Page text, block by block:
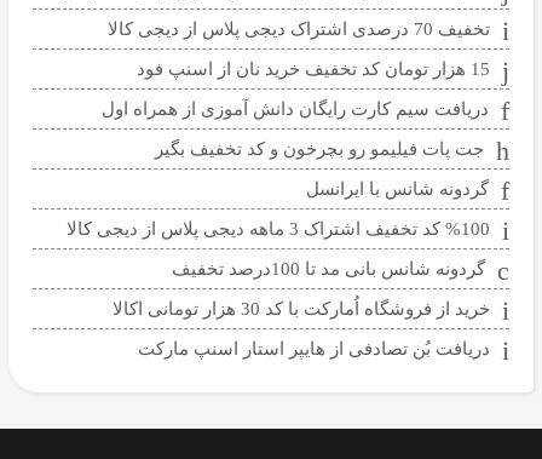
تخفیف 70 درصدی اشتراک دیجی پلاس از دیجی کالا
15 هزار تومان کد تخفیف خرید نان از اسنپ فود
دریافت سیم کارت رایگان دانش آموزی از همراه اول
جت پات فیلیمو رو بچرخون و کد تخفیف بگیر
گردونه شانس با ایرانسل
%100 کد تخفیف اشتراک 3 ماهه دیجی پلاس از دیجی کالا
گردونه شانس بانی مد تا 100درصد تخفیف
خرید از فروشگاه اُمارکت با کد 30 هزار تومانی اکالا
دریافت بُن تصادفی از هایپر استار اسنپ مارکت